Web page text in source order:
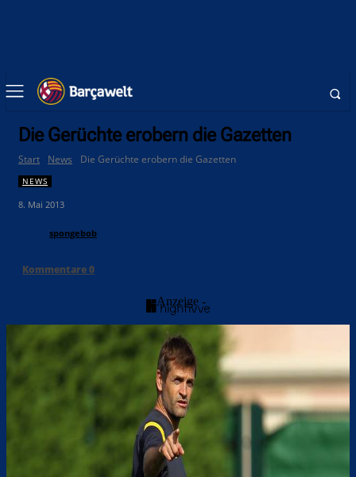
Die Gerüchte erobern die Gazetten
Start News Die Gerüchte erobern die Gazetten
NEWS
8. Mai 2013
spongebob
Kommentare0
- Anzeige -